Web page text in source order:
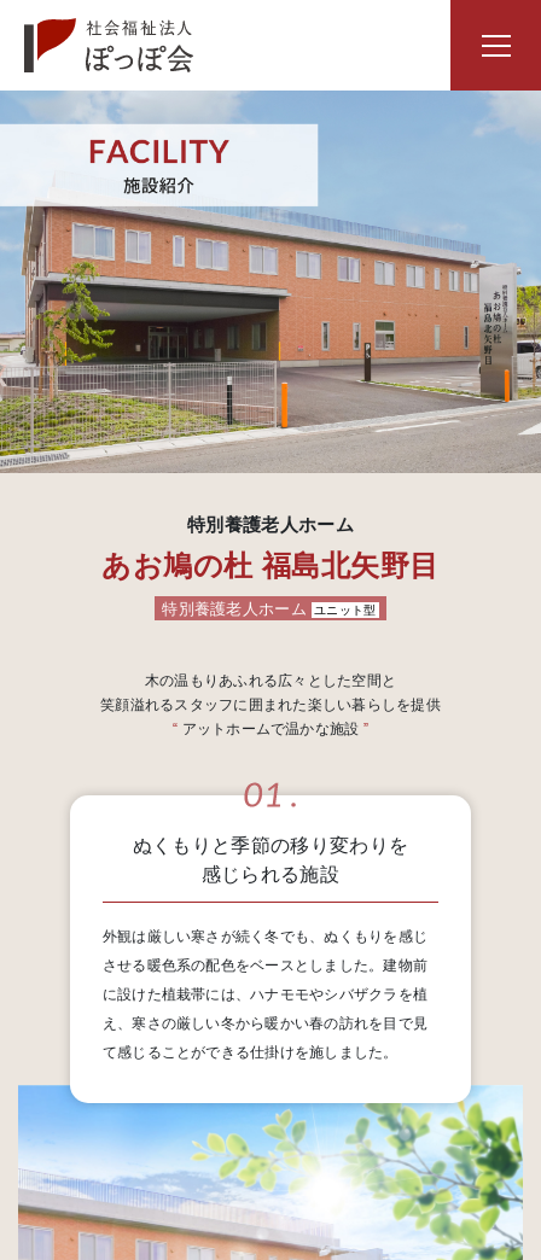
特別養護老人ホーム
あお鳩の杜 福島北矢野目
特別養護老人ホーム ユニット型
木の温もりあふれる広々とした空間と
笑顔溢れるスタッフに囲まれた楽しい暮らしを提供
“ アットホームで温かな施設 ”
ぬくもりと季節の移り変わりを
感じられる施設
外観は厳しい寒さが続く冬でも、ぬくもりを感じ
させる暖色系の配色をベースとしました。建物前
に設けた植栽帯には、ハナモモやシバザクラを植
え、寒さの厳しい冬から暖かい春の訪れを目で見
て感じることができる仕掛けを施しました。